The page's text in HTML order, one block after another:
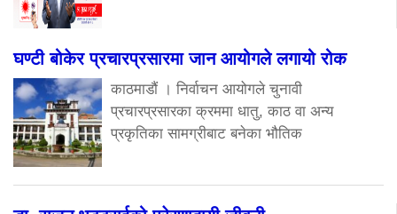
घण्टी बोकेर प्रचारप्रसारमा जान आयोगले लगायो रोक
काठमाडौं । निर्वाचन आयोगले चुनावी
प्रचारप्रसारका क्रममा धातु, काठ वा अन्य
प्रकृतिका सामग्रीबाट बनेका भौतिक